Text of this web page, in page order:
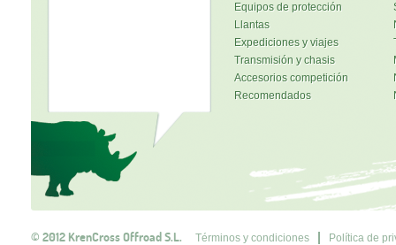
Equipos de protección
Llantas
Expediciones y viajes
Transmisión y chasis
Accesorios competición
Recomendados
© 2012 KrenCross Offroad S.L. Términos y condiciones Política de